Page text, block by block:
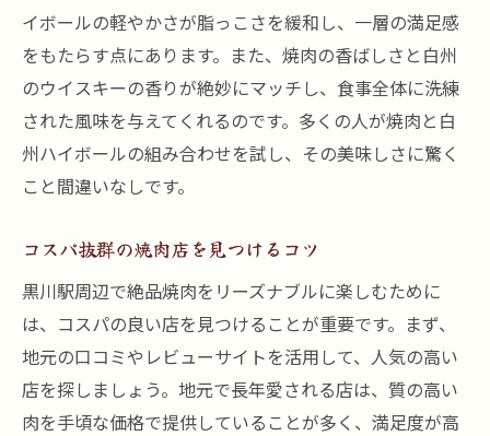
イボールの軽やかさが脂っこさを緩和し、一層の満足感
をもたらす点にあります。また、焼肉の香ばしさと白州
のウイスキーの香りが絶妙にマッチし、食事全体に洗練
された風味を与えてくれるのです。多くの人が焼肉と白
州ハイボールの組み合わせを試し、その美味しさに驚く
こと間違いなしです。
コスパ抜群の焼肉店を見つけるコツ
黒川駅周辺で絶品焼肉をリーズナブルに楽しむために
は、コスパの良い店を見つけることが重要です。まず、
地元の口コミやレビューサイトを活用して、人気の高い
店を探しましょう。地元で長年愛される店は、質の高い
肉を手頃な価格で提供していることが多く、満足度が高